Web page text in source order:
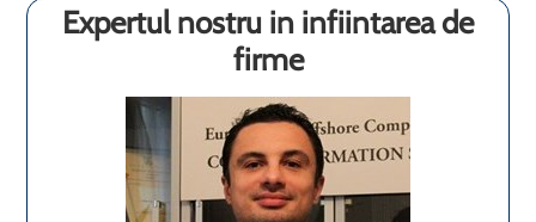
Expertul nostru in infiintarea de
firme